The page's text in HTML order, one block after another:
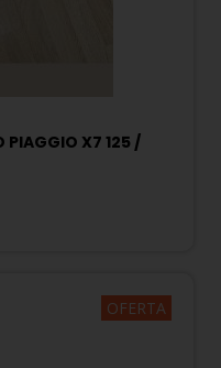
PIAGGIO X7 125 /
OFERTA